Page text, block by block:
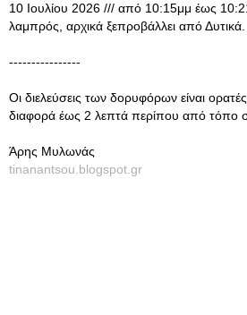
10 Ιουλίου 2026 /// από 10:15μμ έως
λαμπρός, αρχικά ξεπροβάλλει από Δυτικά.
----------------
Οι διελεύσεις των δορυφόρων είναι
διαφορά έως 2 λεπτά περίπου από τόπο
Άρης Μυλωνάς
tinanantsou.blogspot.gr